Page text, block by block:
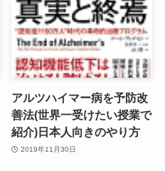
アルツハイマー病を予防改
善法(世界一受けたい授業で
紹介)日本人向きのやり方
2019年11月30日